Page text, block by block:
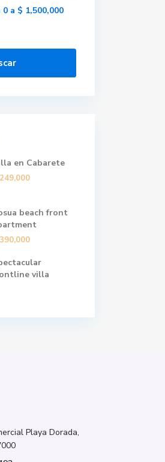
0 a $ 1,500,000
en Cabarete
beach front
villa
Playa Dorada,